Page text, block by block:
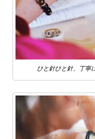
ひと針ひと針、丁寧